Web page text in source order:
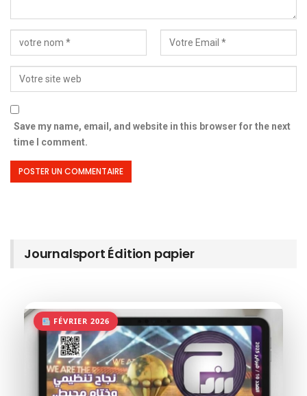
Save my name, email, and website in this browser for the next
time I comment.
Journalsport Édition papier
FÉVRIER 2026